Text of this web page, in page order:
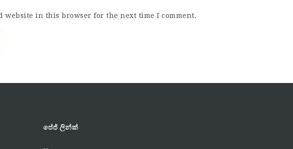
website in this browser for the next time I comment.
පේජ් ලින්ක්